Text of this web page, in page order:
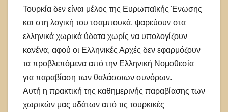
Τουρκία δεν είναι μέλος της Ευρωπαϊκής Ένωσης
και στη λογική του τσαμπουκά, ψαρεύουν στα
ελληνικά χωρικά ύδατα χωρίς να υπολογίζουν
κανένα, αφού οι Ελληνικές Αρχές δεν εφαρμόζουν
τα προβλεπόμενα από την Ελληνική Νομοθεσία
για παραβίαση των θαλάσσιων συνόρων.
Αυτή η πρακτική της καθημερινής παραβίασης των
χωρικών μας υδάτων από τις τουρκικές